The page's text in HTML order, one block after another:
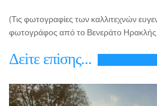
(Τις φωτογραφίες των καλλιτεχνών
φωτογράφος από το Βενεράτο
Δεiτε επiσης...